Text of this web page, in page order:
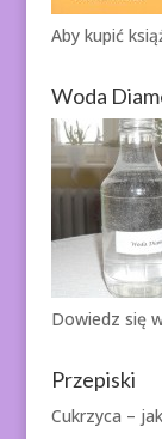
Aby kupić
Woda
Dowiedz się
Przepiski
Cukrzyca –